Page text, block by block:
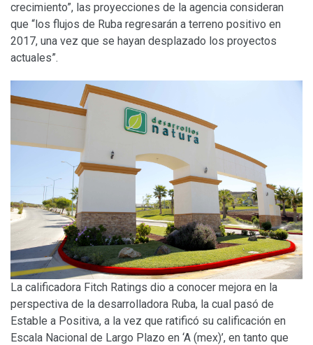
crecimiento”, las proyecciones de la agencia consideran
que “los flujos de Ruba regresarán a terreno positivo en
2017, una vez que se hayan desplazado los proyectos
actuales”.
La calificadora Fitch Ratings dio a conocer mejora en la
perspectiva de la desarrolladora Ruba, la cual pasó de
Estable a Positiva, a la vez que ratificó su calificación en
Escala Nacional de Largo Plazo en ‘A (mex)’, en tanto que